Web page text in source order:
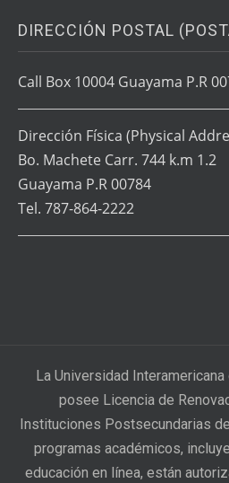
DIRECCIÓN POSTAL
Call Box 10004 Guayama P.R
Dirección Física (Physical
Bo. Machete Carr. 744 k.m 1.2
Guayama P.R 00784
Tel. 787-864-2222
La Universidad
posee Licencia de
Instituciones Postsecundarias
programas académicos,
educación en línea, están